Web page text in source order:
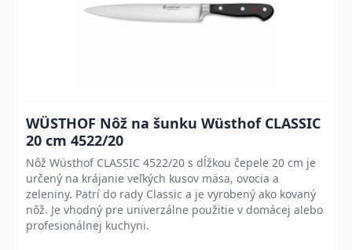
WÜSTHOF Nôž na šunku Wüsthof CLASSIC
20 cm 4522/20
Nôž Wüsthof CLASSIC 4522/20 s dĺžkou čepele 20 cm je
určený na krájanie veľkých kusov mäsa, ovocia a
zeleniny. Patrí do rady Classic a je vyrobený ako kovaný
nôž. Je vhodný pre univerzálne použitie v domácej alebo
profesionálnej kuchyni.